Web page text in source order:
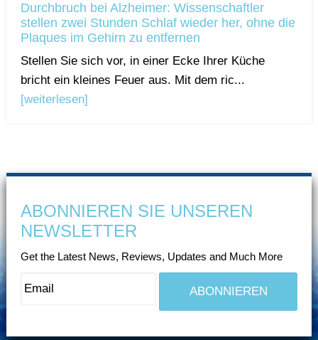
Durchbruch bei Alzheimer: Wissenschaftler
stellen zwei Stunden Schlaf wieder her, ohne die
Plaques im Gehirn zu entfernen
Stellen Sie sich vor, in einer Ecke Ihrer Küche
bricht ein kleines Feuer aus. Mit dem ric...
[weiterlesen]
ABONNIEREN SIE UNSEREN
NEWSLETTER
Get the Latest News, Reviews, Updates and Much More